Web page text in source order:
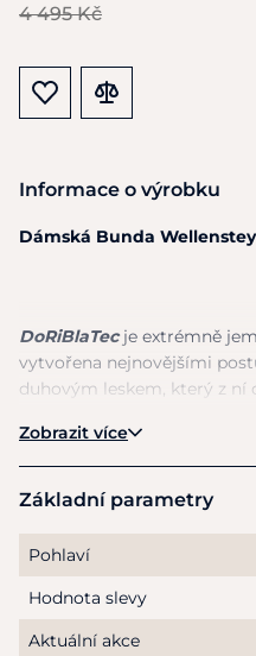
4 495 Kč
Informace o výrobku
Dámská Bunda
DoRiBlaTecje extrémně
vytvořena nejnovějšími
duhovým leskem, který z ní
Luxusní kousek jaro
Lehká sportovní dámská
stojáčkovým límečkem.
Zobrazit více
Základní parametry
Pohlaví
Hodnota slevy
Aktuální akce